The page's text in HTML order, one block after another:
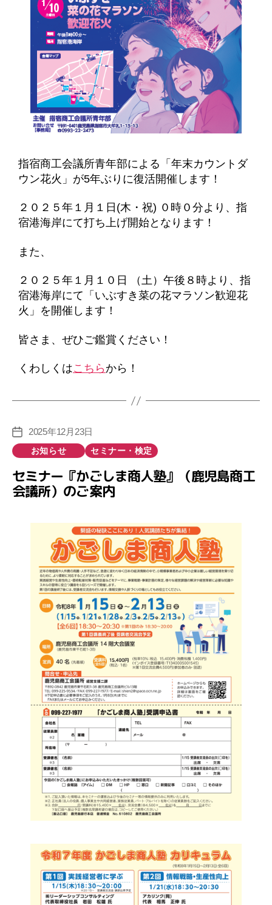
指宿商工会議所青年部による「年末カウントダ
ウン花火」が5年ぶりに復活開催します！
２０２５年１月１日(木・祝) ０時０分より、指
宿港海岸にて打ち上げ開始となります！
また、
２０２５年１月１０日 （土）午後８時より、指
宿港海岸にて「いぶすき菜の花マラソン歓迎花
火」を開催します！
皆さま、ぜひご鑑賞ください！
くわしくはこちらから！
投
稿
日
2025年12月23日
カ
ゴ
お知らせ セミナー・検定
セミナー『かごしま商人塾』（鹿児島商工
会議所）のご案内